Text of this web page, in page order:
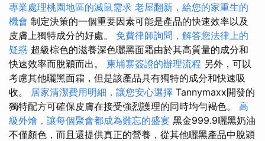
專業處理桃園地區的滅鼠需求 老屋翻新，給您的家重生的
機會 制定決策的一個重要因素可能是產品的快速效率以及
皮膚上獨特成分的好處。 免費律師詢問，解答您法律上的
疑惑 超級棕色的滋養深色曬黑面霜由於其高質量的成分和
快速效率而脫穎而出。 柬埔寨簽證的辦理流程 另外，可以
考慮其他曬黑面霜，但是該產品具有獨特的成分和快速吸
收。 居家清潔費用明細，讓您安心選擇 Tannymaxx開發的
獨特配方可確保皮膚在接受強烈護理的同時均勻褐色。 高
級外燴，讓每個聚會都成為難忘的盛宴 黑金999.9曬黑奶油
不僅顏色，而且還提供真正的營養，從其他曬黑產品中脫穎